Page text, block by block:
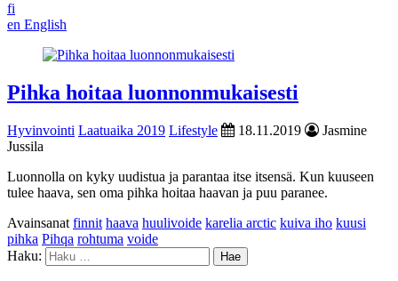
fi
en English
Pihka hoitaa luonnonmukaisesti
Hyvinvointi Laatuaika 2019 Lifestyle 18.11.2019
Jasmine
Jussila
Luonnolla on kyky uudistua ja parantaa itse itsensä. Kun kuuseen
tulee haava, sen oma pihka hoitaa haavan ja puu paranee.
Avainsanat finnit haava huulivoide karelia arctic kuiva iho kuusi
pihka Pihqa rohtuma voide
Haku: